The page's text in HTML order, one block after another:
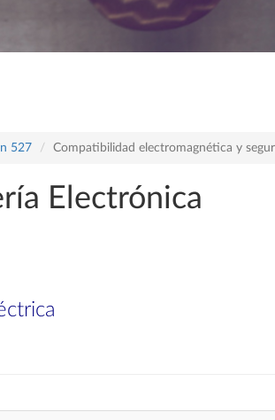
527 Compatibilidad electromagnética y
Electrónica